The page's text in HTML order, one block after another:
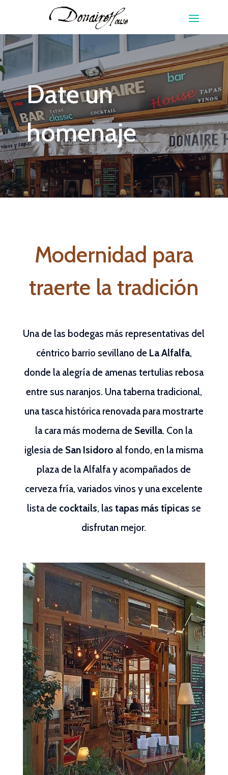
Date un
homenaje
Modernidad para
traerte la tradición
Una de las bodegas más representativas del
céntrico barrio sevillano de La Alfalfa,
donde la alegría de amenas tertulias rebosa
entre sus naranjos. Una taberna tradicional,
una tasca histórica renovada para mostrarte
la cara más moderna de Sevilla. Con la
iglesia de San Isidoro al fondo, en la misma
plaza de la Alfalfa y acompañados de
cerveza fría, variados vinos y una excelente
lista de cocktails, las tapas más típicas se
disfrutan mejor.